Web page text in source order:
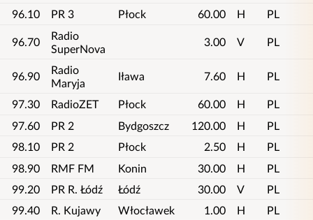
96.10
PR 3 Płock 60.00 H PL
96.70
Radio
SuperNova
3.00 V PL
96.90
Radio
Maryja
Iława 7.60 H PL
97.30 RadioZET Płock 60.00 H
PL
97.60
PR 2 Bydgoszcz 120.00 H
PL
98.10
PR 2 Płock 2.50 H
PL
98.90
RMF FM Konin 30.00 H
PL
99.20
PR R. Łódź Łódź 30.00 V
PL
99.40
R. Kujawy Włocławek 1.00 H
PL